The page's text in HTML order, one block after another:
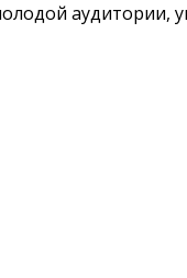
аудитории,